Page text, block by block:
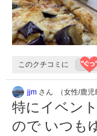
このクチコミに
jjm さん （女性/鹿児
特にイベン
ので いつも